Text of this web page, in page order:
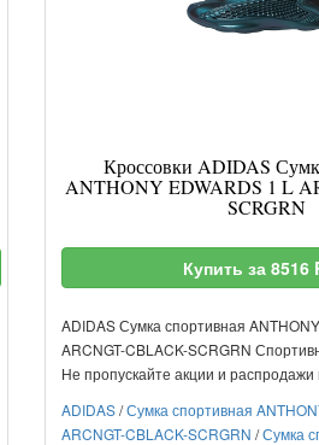
Кроссовки ADIDAS
ANTHONY EDWARDS 1 L
SCRGRN
Купить за 8516
ADIDAS Сумка спортивная
ARCNGT-CBLACK-SCRGRN
Не пропускайте акции и
ADIDAS/Сумка спортивная
ARCNGT-CBLACK-SCRGRN /Сумка